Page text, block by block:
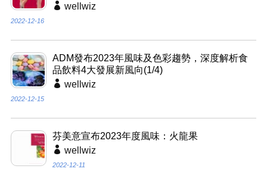
wellwiz
2022-12-16
ADM發布2023年風味及色彩趨勢，深度解析食
品飲料4大發展新風向(1/4)
wellwiz
2022-12-15
芬美意宣布2023年度風味：火龍果
wellwiz
2022-12-11